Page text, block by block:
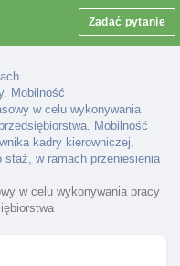
Zadać pytanie
Mobilność
w celu wykonywania
Mobilność
kadry kierowniczej,
staż, w ramach przeniesienia
w celu wykonywania pracy
przedłużenia wizy
konsultacji w
I właściwość
wizy